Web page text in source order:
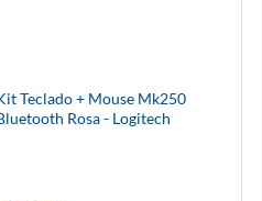
Teclado + Mouse Mk250
Rosa - Logitech